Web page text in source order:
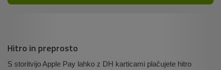
Hitro in preprosto
S storitvijo Apple Pay lahko z DH karticami plačujete hitro